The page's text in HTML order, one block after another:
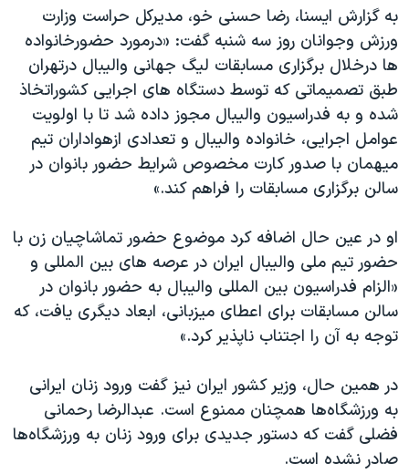
قانون شفافیت دارائی کادر رهبری ایران
اعتراضات مردمی آبان ۹۸
اسرائیل در جنگ
نرگس محمدی برنده جایزه نوبل صلح
همایش محافظه‌کاران آمریکا «سی‌پک»
صفحه‌های ویژه
به گزارش ایسنا، رضا حسنی خو، مدیرکل حراست وزارت
ورزش وجوانان روز سه شنبه گفت: «درمورد حضورخانواده
ها درخلال برگزاری مسابقات لیگ جهانی والیبال درتهران
طبق تصمیماتی که توسط دستگاه های اجرایی کشوراتخاذ
شده و به فدراسیون والیبال مجوز داده شد تا با اولویت
عوامل اجرایی، خانواده والیبال و تعدادی ازهواداران تیم
میهمان با صدور کارت مخصوص شرایط حضور بانوان در
سالن برگزاری مسابقات را فراهم کند.»
او در عین حال اضافه کرد موضوع حضور تماشاچیان زن با
حضور تیم ملی والیبال ایران در عرصه های بین المللی و
«الزام فدراسیون بین المللی والیبال به حضور بانوان در
سالن مسابقات برای اعطای میزبانی، ابعاد دیگری یافت، که
توجه به آن را اجتناب ناپذیر کرد.»
در همین حال، وزیر کشور ایران نیز گفت ورود زنان ایرانی
به ورزشگاه‌ها همچنان ممنوع است. عبدالرضا رحمانی
فضلی گفت که دستور جدیدی برای ورود زنان به ورزشگاه‌ها
صادر نشده است.